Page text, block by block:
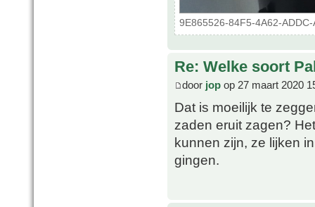
9E865526-84F5-4A62-
Re: Welke soort
door jop op 27 maart 2020
Dat is moeilijk te
zaden eruit zagen?
kunnen zijn, ze lijken
gingen.